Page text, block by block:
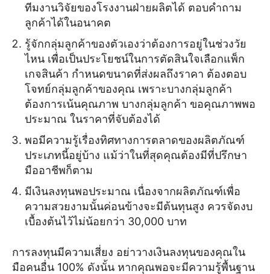
ทีมงานวิจัยของโรงงานฝ่ายผลิตได้ ตอบคำถาม
ลูกค้าได้ในอนาคต
รู้จักกลุ่มลูกค้าของตัวเองว่าต้องการอยู่ในช่วงวัย
ไหน เพื่อเป็นประโยชน์ในการตัดสินใจเลือกแพ็ก
เกจสินค้า กำหนดขนาดที่ส่งผลถึงราคา ต้องตอบ
โจทย์กลุ่มลูกค้าของคุณ เพราะบางกลุ่มลูกค้า
ต้องการเน้นคุณภาพ บางกลุ่มลูกค้า ขอคุณภาพพอ
ประมาณ ในราคาที่จับต้องได้
พอมีความรู้เรื่องทิศทางการตลาดของผลิตภัณฑ์
ประเภทนี้อยู่บ้าง แม้ว่าในที่สุดคุณต้องมีที่ปรึกษา
มืออาชีพก็ตาม
มีเงินลงทุนพอประมาณ เนื่องจากผลิตภัณฑ์เพื่อ
ความสวยงามนั้นค่อนข้างจะมีต้นทุนสูง ควรจัดงบ
เบื้องต้นไว้ไม่น้อยกว่า 30,000 บาท
การลงทุนมีความเสี่ยง อย่าวางเงินลงทุนของคุณใน
มือคนอื่น 100% ดังนั้น หากคุณพอจะมีความรู้พื้นฐาน